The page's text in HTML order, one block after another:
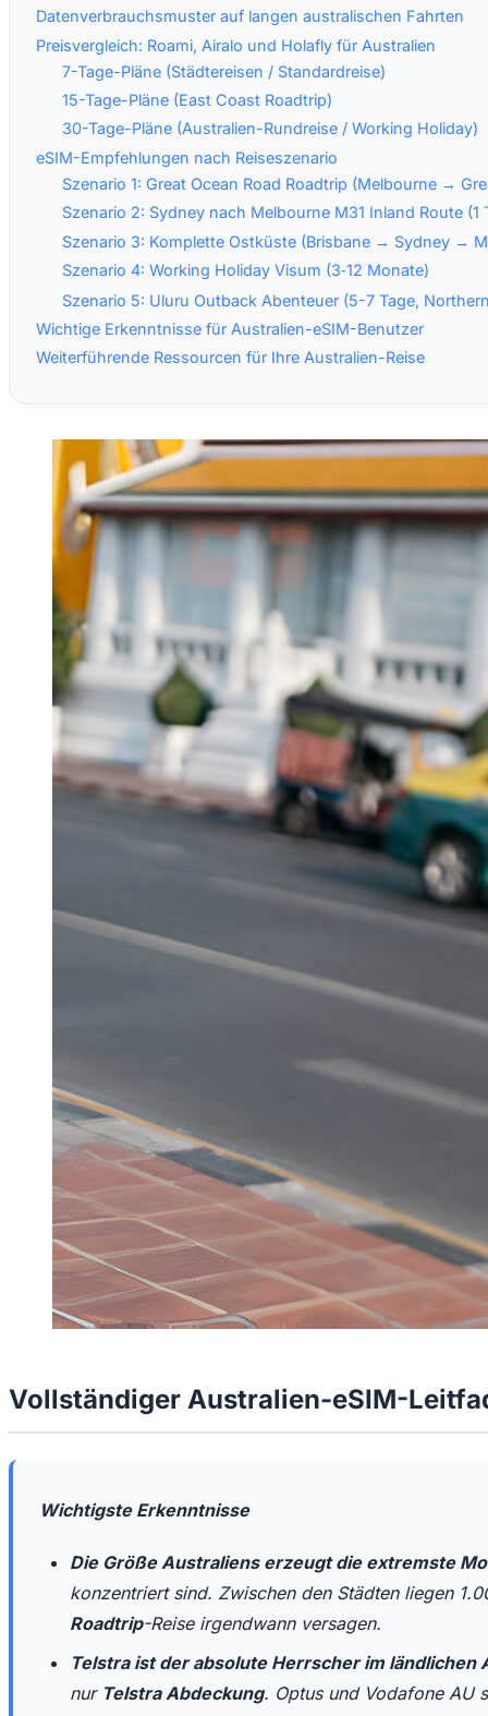
Datenverbrauchsmuster auf langen australischen Fahrten
Preisvergleich: Roami, Airalo und Holafly für Australien
7-Tage-Pläne (Städtereisen / Standardreise)
15-Tage-Pläne (East Coast Roadtrip)
30-Tage-Pläne (Australien-Rundreise / Working Holiday)
eSIM-Empfehlungen nach Reiseszenario
Szenario 1: Great Ocean Road Roadtrip (Melbourne →
Szenario 2: Sydney nach Melbourne M31 Inland Route (1
Szenario 3: Komplette Ostküste (Brisbane → Sydney →
Szenario 4: Working Holiday Visum (3‑12 Monate)
Szenario 5: Uluru Outback Abenteuer (5-7 Tage,
Wichtige Erkenntnisse für Australien-eSIM-Benutzer
Weiterführende Ressourcen für Ihre Australien-Reise
Vollständiger Australien-eSIM-
Wichtigste Erkenntnisse
Die Größe Australiens erzeugt die extremste
konzentriert sind. Zwischen den Städten liegen
Roadtrip-Reise irgendwann versagen.
Telstra ist der absolute Herrscher im ländlichen
nur Telstra Abdeckung. Optus und Vodafone AU